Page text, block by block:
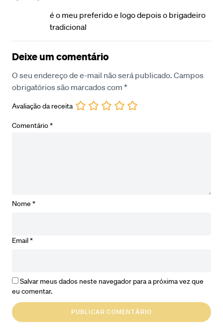
é o meu preferido e logo depois o brigadeiro
tradicional
Deixe um comentário
O seu endereço de e-mail não será publicado. Campos
obrigatórios são marcados com *
Avaliação da receita
Comentário*
Nome *
Email*
Salvar meus dados neste navegador para a próxima vez que
eu comentar.